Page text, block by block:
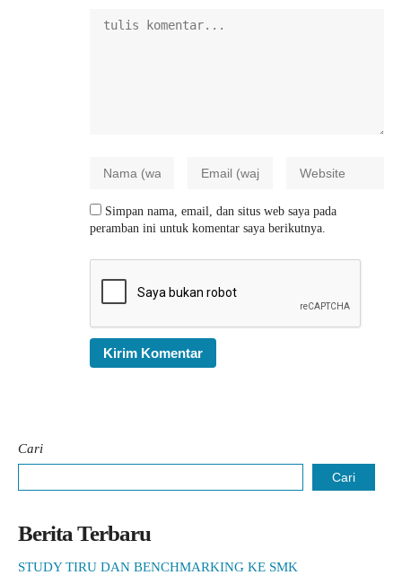
Simpan nama, email, dan situs web saya pada
peramban ini untuk komentar saya berikutnya.
Cari
Cari
Berita Terbaru
STUDY TIRU DAN BENCHMARKING KE SMK